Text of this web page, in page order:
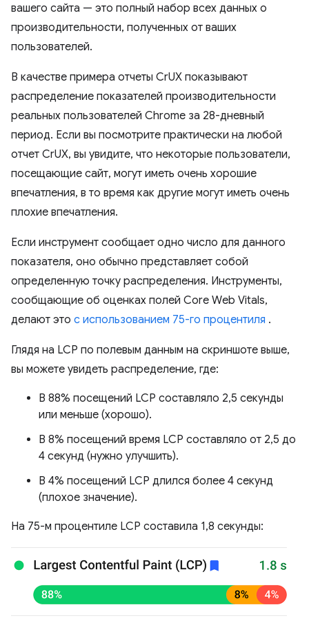
вашего сайта — это полный набор всех данных о
производительности, полученных от ваших
пользователей.
В качестве примера отчеты CrUX показывают
распределение показателей производительности
реальных пользователей Chrome за 28-дневный
период. Если вы посмотрите практически на любой
отчет CrUX, вы увидите, что некоторые пользователи,
посещающие сайт, могут иметь очень хорошие
впечатления, в то время как другие могут иметь очень
плохие впечатления.
Если инструмент сообщает одно число для данного
показателя, оно обычно представляет собой
определенную точку распределения. Инструменты,
сообщающие об оценках полей Core Web Vitals,
делают это с использованием 75-го процентиля .
Глядя на LCP по полевым данным на скриншоте выше,
вы можете увидеть распределение, где:
В 88% посещений LCP составляло 2,5 секунды
или меньше (хорошо).
В 8% посещений время LCP составляло от 2,5 до
4 секунд (нужно улучшить).
В 4% посещений LCP длился более 4 секунд
(плохое значение).
На 75-м процентиле LCP составила 1,8 секунды: